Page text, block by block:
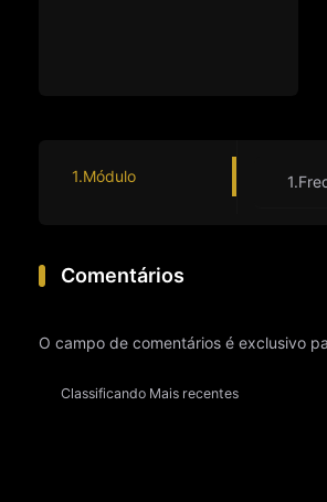
1.Módulo
Comentários
O campo de comentários é exclusivo
Classificando Mais recentes